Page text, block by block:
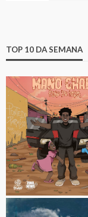
TOP 10 DA SEMANA